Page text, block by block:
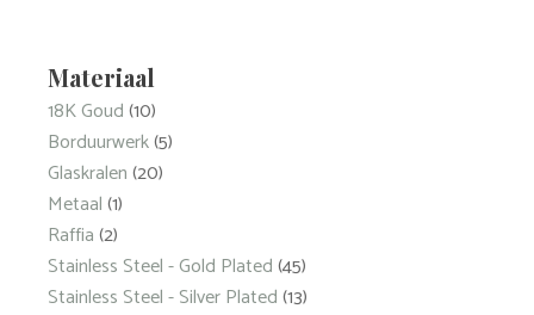
Materiaal
18K Goud(10)
Borduurwerk(5)
Glaskralen(20)
Metaal(1)
Raffia(2)
Stainless Steel - Gold Plated(45)
Stainless Steel - Silver Plated(13)